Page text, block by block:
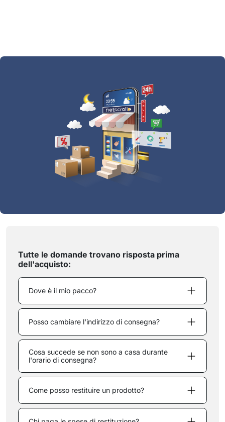
Tutte le domande trovano risposta prima
dell'acquisto:
Dove è il mio pacco?
Posso cambiare l'indirizzo di consegna?
Cosa succede se non sono a casa durante
l'orario di consegna?
Come posso restituire un prodotto?